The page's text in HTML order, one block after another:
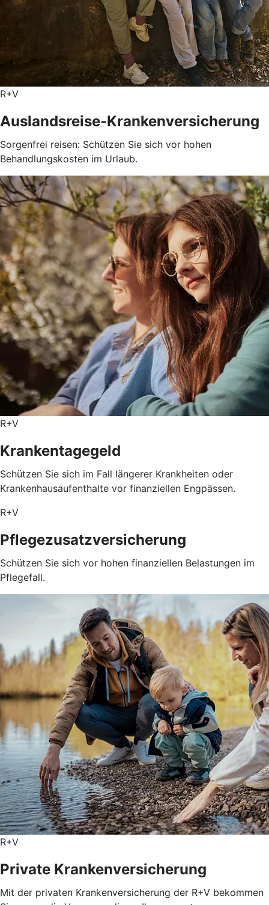
R+V
Auslandsreise-Krankenversicherung
Sorgenfrei reisen: Schützen Sie sich vor hohen
Behandlungskosten im Urlaub.
R+V
Krankentagegeld
Schützen Sie sich im Fall längerer Krankheiten oder
Krankenhausaufenthalte vor finanziellen Engpässen.
R+V
Pflegezusatz­versicherung
Schützen Sie sich vor hohen finanziellen Belastungen im
Pflegefall.
R+V
Private Kranken­versicherung
Mit der privaten Krankenversicherung der R+V bekommen